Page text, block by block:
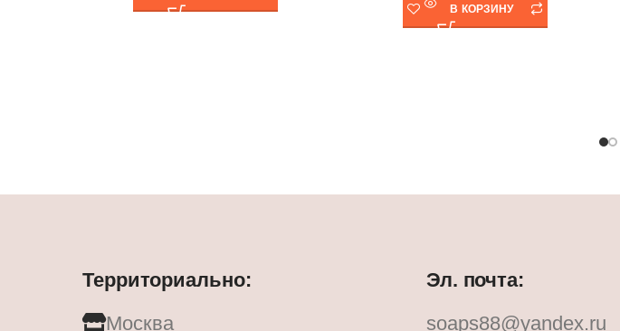
В КОРЗИНУ
Территориально:
Москва
Эл. почта:
soaps88@yandex.ru